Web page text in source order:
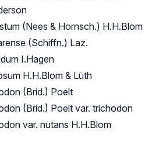
(Nees & Hornsch.) H.H.Blom
(Schiffn.) Laz.
I.Hagen
H.H.Blom & Lüth
(Brid.) Poelt
(Brid.) Poelt var. trichodon
var. nutans H.H.Blom